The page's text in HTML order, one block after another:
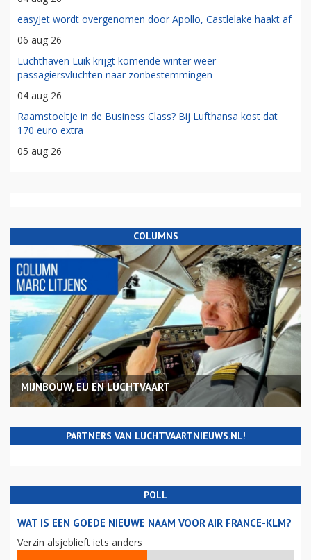
easyJet wordt overgenomen door Apollo, Castlelake haakt af
06 aug 26
Luchthaven Luik krijgt komende winter weer
passagiersvluchten naar zonbestemmingen
04 aug 26
Raamstoeltje in de Business Class? Bij Lufthansa kost dat
170 euro extra
05 aug 26
COLUMNS
MIJNBOUW, EU EN LUCHTVAART
PARTNERS VAN LUCHTVAARTNIEUWS.NL!
POLL
WAT IS EEN GOEDE NIEUWE NAAM VOOR AIR FRANCE-KLM?
Verzin alsjeblieft iets anders